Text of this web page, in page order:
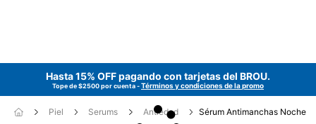
Hasta 15% OFF pagando con tarjetas del BROU.
Tope de $2500 por cuenta -Términos y condiciones de la promo
Piel Serums Antiedad Sérum Antimanchas Noche